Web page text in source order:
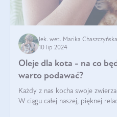
lek. wet. Marika Chaszczyńska
10 lip 2024
Oleje dla kota - na co
warto podawać?
Każdy z nas kocha swoje
W ciągu całej naszej, pięknej